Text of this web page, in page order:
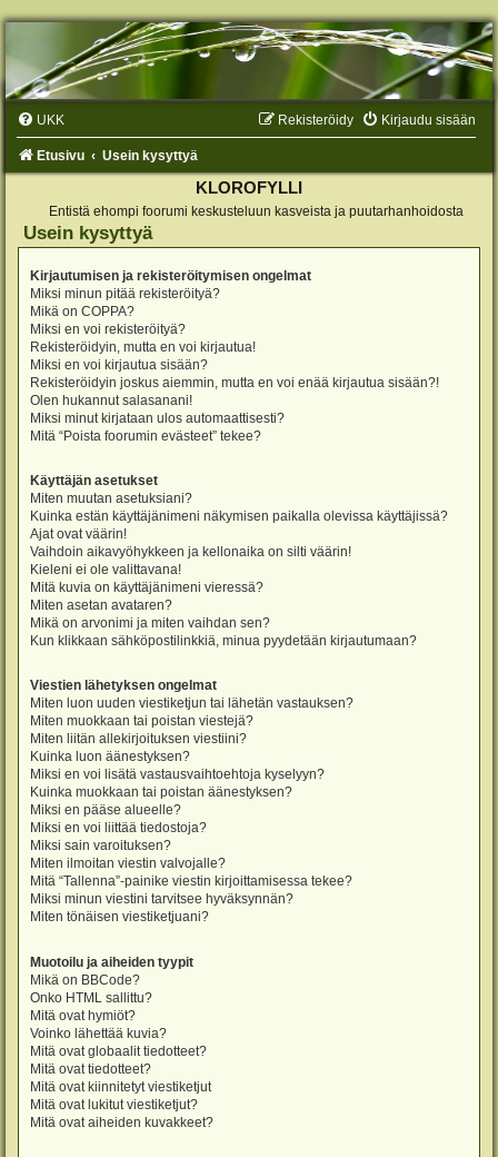
UKK Kirjaudu sisään
Rekisteröidy
Etusivu Usein kysyttyä
KLOROFYLLI
Entistä ehompi foorumi keskusteluun kasveista ja puutarhanhoidosta
Usein kysyttyä
Kirjautumisen ja rekisteröitymisen ongelmat
Miksi minun pitää rekisteröityä?
Mikä on COPPA?
Miksi en voi rekisteröityä?
Rekisteröidyin, mutta en voi kirjautua!
Miksi en voi kirjautua sisään?
Rekisteröidyin joskus aiemmin, mutta en voi enää kirjautua sisään?!
Olen hukannut salasanani!
Miksi minut kirjataan ulos automaattisesti?
Mitä “Poista foorumin evästeet” tekee?
Käyttäjän asetukset
Miten muutan asetuksiani?
Kuinka estän käyttäjänimeni näkymisen paikalla olevissa käyttäjissä?
Ajat ovat väärin!
Vaihdoin aikavyöhykkeen ja kellonaika on silti väärin!
Kieleni ei ole valittavana!
Mitä kuvia on käyttäjänimeni vieressä?
Miten asetan avataren?
Mikä on arvonimi ja miten vaihdan sen?
Kun klikkaan sähköpostilinkkiä, minua pyydetään kirjautumaan?
Viestien lähetyksen ongelmat
Miten luon uuden viestiketjun tai lähetän vastauksen?
Miten muokkaan tai poistan viestejä?
Miten liitän allekirjoituksen viestiini?
Kuinka luon äänestyksen?
Miksi en voi lisätä vastausvaihtoehtoja kyselyyn?
Kuinka muokkaan tai poistan äänestyksen?
Miksi en pääse alueelle?
Miksi en voi liittää tiedostoja?
Miksi sain varoituksen?
Miten ilmoitan viestin valvojalle?
Mitä “Tallenna”-painike viestin kirjoittamisessa tekee?
Miksi minun viestini tarvitsee hyväksynnän?
Miten tönäisen viestiketjuani?
Muotoilu ja aiheiden tyypit
Mikä on BBCode?
Onko HTML sallittu?
Mitä ovat hymiöt?
Voinko lähettää kuvia?
Mitä ovat globaalit tiedotteet?
Mitä ovat tiedotteet?
Mitä ovat kiinnitetyt viestiketjut
Mitä ovat lukitut viestiketjut?
Mitä ovat aiheiden kuvakkeet?